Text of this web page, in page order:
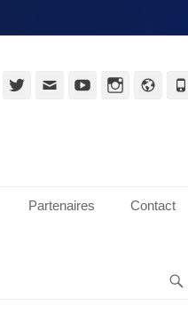
FacebookTwitterAdresseYouTubeInstagram
Site
Partenaires Contact